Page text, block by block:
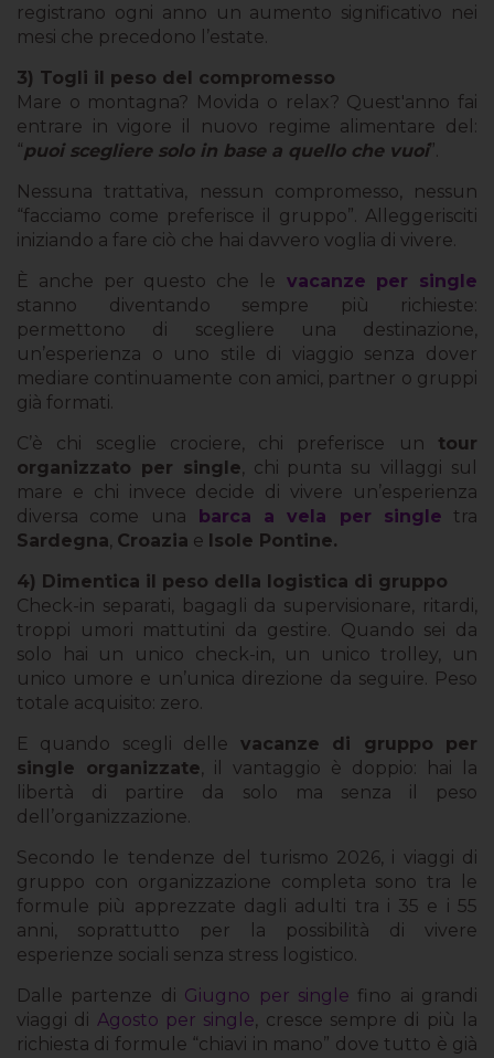
registrano ogni anno un aumento significativo nei
mesi che precedono l’estate.
3) Togli il peso del compromesso
Mare o montagna? Movida o relax? Quest'anno fai
entrare in vigore il nuovo regime alimentare del:
“puoi scegliere solo in base a quello che vuoi”.
Nessuna trattativa, nessun compromesso, nessun
“facciamo come preferisce il gruppo”. Alleggerisciti
iniziando a fare ciò che hai davvero voglia di vivere.
È anche per questo che le vacanze per single
stanno diventando sempre più richieste:
permettono di scegliere una destinazione,
un’esperienza o uno stile di viaggio senza dover
mediare continuamente con amici, partner o gruppi
già formati.
C’è chi sceglie crociere, chi preferisce un tour
organizzato per single, chi punta su villaggi sul
mare e chi invece decide di vivere un’esperienza
diversa come una
barca a vela per single tra
Sardegna, Croazia e Isole Pontine.
4) Dimentica il peso della logistica di gruppo
Check-in separati, bagagli da supervisionare, ritardi,
troppi umori mattutini da gestire. Quando sei da
solo hai un unico check-in, un unico trolley, un
unico umore e un’unica direzione da seguire. Peso
totale acquisito: zero.
E quando scegli delle vacanze di gruppo per
single organizzate, il vantaggio è doppio: hai la
libertà di partire da solo ma senza il peso
dell’organizzazione.
Secondo le tendenze del turismo 2026, i viaggi di
gruppo con organizzazione completa sono tra le
formule più apprezzate dagli adulti tra i 35 e i 55
anni, soprattutto per la possibilità di vivere
esperienze sociali senza stress logistico.
Dalle partenze di Giugno per single fino ai grandi
viaggi di Agosto per single, cresce sempre di più la
richiesta di formule “chiavi in mano” dove tutto è già